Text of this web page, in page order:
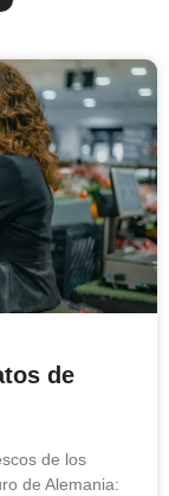
de
de los
de Alemania: